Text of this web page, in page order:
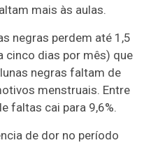
mais às aulas.
negras perdem até 1,5
cinco dias por mês) que
negras faltam de
menstruais. Entre
faltas cai para 9,6%.
de dor no período